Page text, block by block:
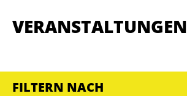
VERANSTALTUNGEN
FILTERN NACH